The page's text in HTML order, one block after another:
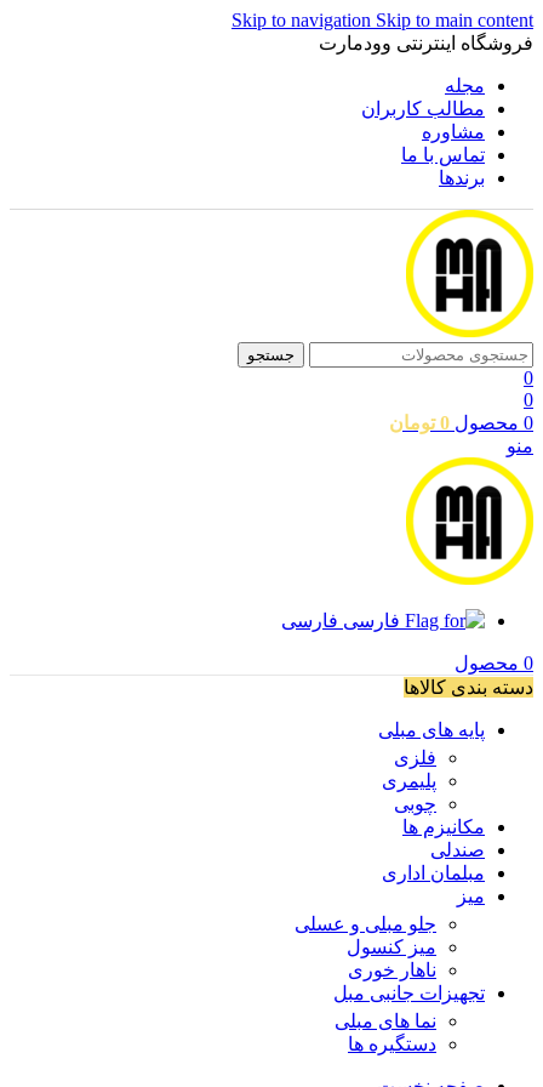
Skip to navigation Skip to main content
فروشگاه اینترنتی وودمارت
مجله
مطالب کاربران
مشاوره
تماس با ما
برندها
جستجو
0
0
0 محصول 0 تومان
منو
فارسی
0 محصول
دسته بندی کالاها
پایه های مبلی
فلزی
پلیمری
چوبی
مکانیزم ها
صندلی
مبلمان اداری
میز
جلو مبلی و عسلی
میز کنسول
ناهار خوری
تجهیزات جانبی مبل
نما های مبلی
دستگیره ها